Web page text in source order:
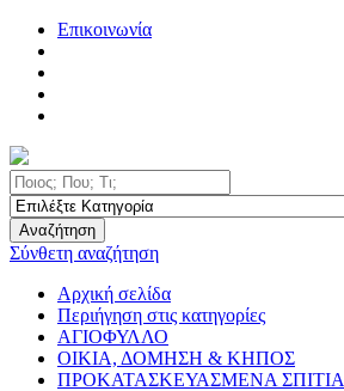
Επικοινωνία
Αναζήτηση
Σύνθετη αναζήτηση
Αρχική σελίδα
Περιήγηση στις κατηγορίες
ΑΓΙΟΦΥΛΛΟ
ΟΙΚΙΑ, ΔΟΜΗΣΗ & ΚΗΠΟΣ
ΠΡΟΚΑΤΑΣΚΕΥΑΣΜΕΝΑ ΣΠΙΤΙΑ